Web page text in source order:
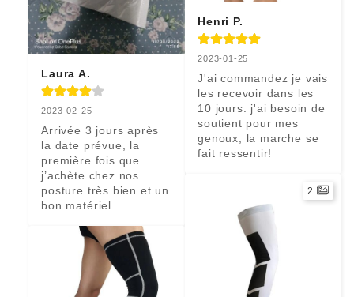
Laura A.
2023-02-25
Arrivée 3 jours après
la date prévue, la
première fois que
j’achète chez nos
posture très bien et un
bon matériel.
Henri P.
2023-01-25
J'ai commandez je vais
les recevoir dans les
10 jours. j'ai besoin de
soutient pour mes
genoux, la marche se
fait ressentir!
2